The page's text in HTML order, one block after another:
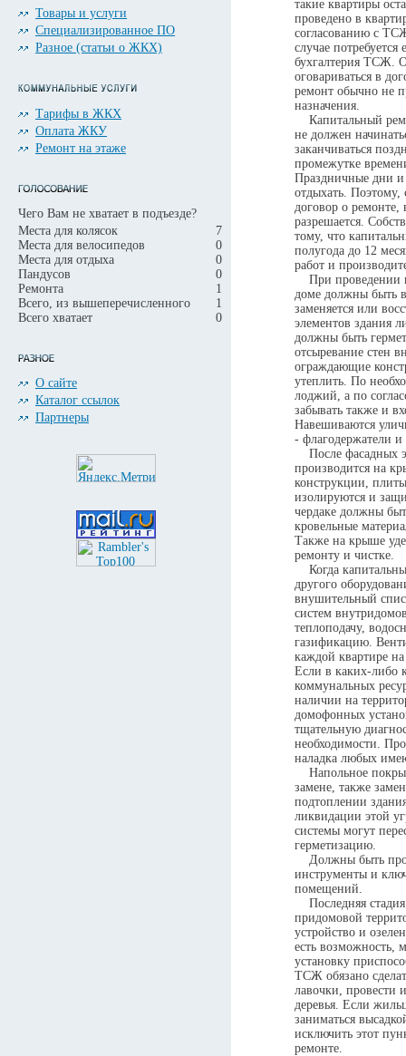
Товары и услуги
Специализированное ПО
Разное (статьи о ЖКХ)
Тарифы в ЖКХ
Оплата ЖКУ
Ремонт на этаже
Чего Вам не хватает в подъезде?
Места для колясок
7
Места для велосипедов
0
Места для отдыха
0
Пандусов
0
Ремонта
1
Всего, из вышеперечисленного
1
Всего хватает
0
О сайте
Каталог ссылок
Партнеры
такие квартиры
проведено в
согласованию с
случае потребуется
бухгалтерия ТСЖ.
оговариваться в
ремонт обычно не
назначения.
Капитальный
не должен
заканчиваться
промежутке
Праздничные дни
отдыхать.
договор о ремонте,
разрешается.
тому, что
полугода до 12
работ и
При проведении
доме должны быть
заменяется или
элементов здания
должны быть
отсыревание стен
ограждающие
утеплить. По
лоджий, а по
забывать также и
Навешиваются
- флагодержатели и
После фасадных
производится на
конструкции,
изолируются и
чердаке должны
кровельные
Также на крыше
ремонту и чистке.
Когда
другого
внушительный
систем
теплоподачу,
газификацию.
каждой квартире
Если в каких-либо
коммунальных
наличии на
домофонных
тщательную
необходимости.
наладка любых
Напольное
замене, также
подтоплении
ликвидации этой
системы могут
герметизацию.
Должны быть
инструменты и
помещений.
Последняя стадия
придомовой
устройство и
есть возможность,
установку
ТСЖ обязано
лавочки, провести
деревья. Если
заниматься
исключить этот
ремонте.